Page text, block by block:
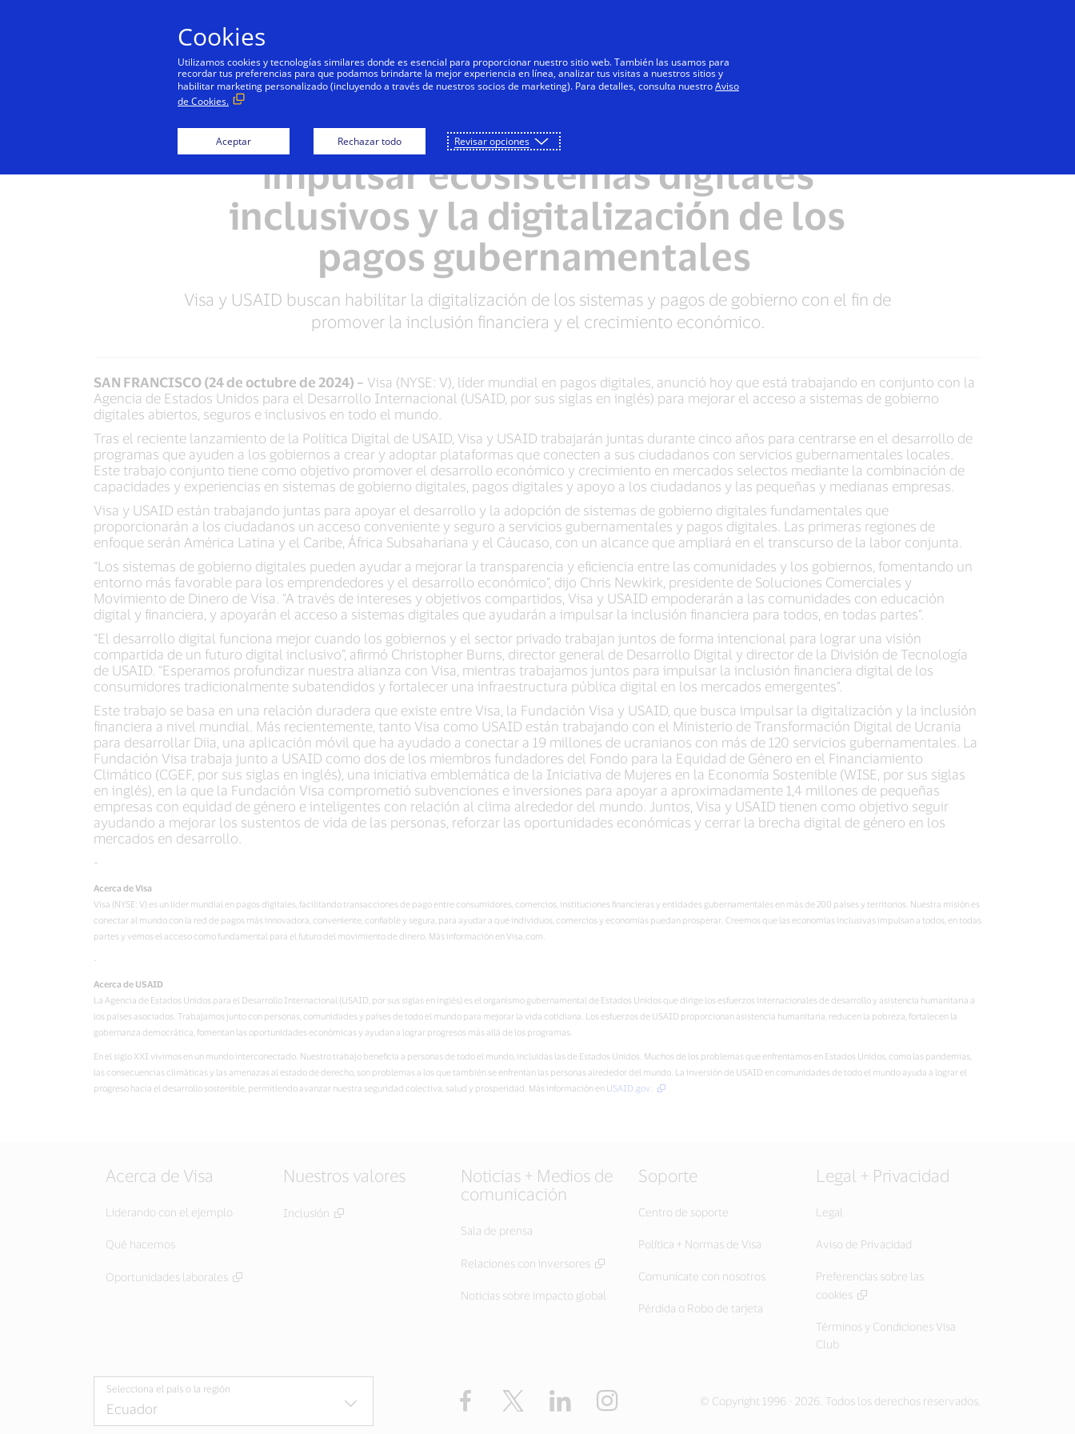
Personas Negocios Innovadores Todos
Visa y USAID trabajan juntas para
impulsar ecosistemas digitales
inclusivos y la digitalización de los
pagos gubernamentales
Visa y USAID buscan habilitar la digitalización de los sistemas y pagos de gobierno con el fin de
promover la inclusión financiera y el crecimiento económico.
SAN FRANCISCO (24 de octubre de 2024) – Visa (NYSE: V), líder mundial en pagos digitales, anunció hoy que está trabajando en conjunto con la
Agencia de Estados Unidos para el Desarrollo Internacional (USAID, por sus siglas en inglés) para mejorar el acceso a sistemas de gobierno
digitales abiertos, seguros e inclusivos en todo el mundo.
Tras el reciente lanzamiento de la Política Digital de USAID, Visa y USAID trabajarán juntas durante cinco años para centrarse en el desarrollo de
programas que ayuden a los gobiernos a crear y adoptar plataformas que conecten a sus ciudadanos con servicios gubernamentales locales.
Este trabajo conjunto tiene como objetivo promover el desarrollo económico y crecimiento en mercados selectos mediante la combinación de
capacidades y experiencias en sistemas de gobierno digitales, pagos digitales y apoyo a los ciudadanos y las pequeñas y medianas empresas.
Visa y USAID están trabajando juntas para apoyar el desarrollo y la adopción de sistemas de gobierno digitales fundamentales que
proporcionarán a los ciudadanos un acceso conveniente y seguro a servicios gubernamentales y pagos digitales. Las primeras regiones de
enfoque serán América Latina y el Caribe, África Subsahariana y el Cáucaso, con un alcance que ampliará en el transcurso de la labor conjunta.
“Los sistemas de gobierno digitales pueden ayudar a mejorar la transparencia y eficiencia entre las comunidades y los gobiernos, fomentando un
entorno más favorable para los emprendedores y el desarrollo económico”, dijo Chris Newkirk, presidente de Soluciones Comerciales y
Movimiento de Dinero de Visa. “A través de intereses y objetivos compartidos, Visa y USAID empoderarán a las comunidades con educación
digital y financiera, y apoyarán el acceso a sistemas digitales que ayudarán a impulsar la inclusión financiera para todos, en todas partes”.
“El desarrollo digital funciona mejor cuando los gobiernos y el sector privado trabajan juntos de forma intencional para lograr una visión
compartida de un futuro digital inclusivo”, afirmó Christopher Burns, director general de Desarrollo Digital y director de la División de Tecnología
de USAID. “Esperamos profundizar nuestra alianza con Visa, mientras trabajamos juntos para impulsar la inclusión financiera digital de los
consumidores tradicionalmente subatendidos y fortalecer una infraestructura pública digital en los mercados emergentes”.
Este trabajo se basa en una relación duradera que existe entre Visa, la Fundación Visa y USAID, que busca impulsar la digitalización y la inclusión
financiera a nivel mundial. Más recientemente, tanto Visa como USAID están trabajando con el Ministerio de Transformación Digital de Ucrania
para desarrollar Diia, una aplicación móvil que ha ayudado a conectar a 19 millones de ucranianos con más de 120 servicios gubernamentales. La
Fundación Visa trabaja junto a USAID como dos de los miembros fundadores del Fondo para la Equidad de Género en el Financiamiento
Climático (CGEF, por sus siglas en inglés), una iniciativa emblemática de la Iniciativa de Mujeres en la Economía Sostenible (WISE, por sus siglas
en inglés), en la que la Fundación Visa comprometió subvenciones e inversiones para apoyar a aproximadamente 1,4 millones de pequeñas
empresas con equidad de género e inteligentes con relación al clima alrededor del mundo. Juntos, Visa y USAID tienen como objetivo seguir
ayudando a mejorar los sustentos de vida de las personas, reforzar las oportunidades económicas y cerrar la brecha digital de género en los
mercados en desarrollo.
-
Acerca de Visa
Visa (NYSE: V) es un líder mundial en pagos digitales, facilitando transacciones de pago entre consumidores, comercios, instituciones financieras y entidades gubernamentales en más de 200 países y territorios. Nuestra misión es
conectar al mundo con la red de pagos más innovadora, conveniente, confiable y segura, para ayudar a que individuos, comercios y economías puedan prosperar. Creemos que las economías inclusivas impulsan a todos, en todas
partes y vemos el acceso como fundamental para el futuro del movimiento de dinero. Más información en Visa.com.
-
Acerca de USAID
La Agencia de Estados Unidos para el Desarrollo Internacional (USAID, por sus siglas en inglés) es el organismo gubernamental de Estados Unidos que dirige los esfuerzos internacionales de desarrollo y asistencia humanitaria a
los países asociados. Trabajamos junto con personas, comunidades y países de todo el mundo para mejorar la vida cotidiana. Los esfuerzos de USAID proporcionan asistencia humanitaria, reducen la pobreza, fortalecen la
gobernanza democrática, fomentan las oportunidades económicas y ayudan a lograr progresos más allá de los programas.
En el siglo XXI vivimos en un mundo interconectado. Nuestro trabajo beneficia a personas de todo el mundo, incluidas las de Estados Unidos. Muchos de los problemas que enfrentamos en Estados Unidos, como las pandemias,
las consecuencias climáticas y las amenazas al estado de derecho, son problemas a los que también se enfrentan las personas alrededor del mundo. La inversión de USAID en comunidades de todo el mundo ayuda a lograr el
progreso hacia el desarrollo sostenible, permitiendo avanzar nuestra seguridad colectiva, salud y prosperidad. Más información en USAID.gov.
Acerca de Visa
Liderando con el ejemplo
Qué hacemos
Oportunidades laborales
Nuestros valores
Inclusión
Noticias + Medios de
comunicación
Sala de prensa
Relaciones con inversores
Noticias sobre impacto global
Soporte
Centro de soporte
Política + Normas de Visa
Comunícate con nosotros
Pérdida o Robo de tarjeta
Legal + Privacidad
Legal
Aviso de Privacidad
Preferencias sobre las
cookies
Términos y Condiciones Visa
Club
Selecciona el país o la región Facebook Twitter LinkedIn © Copyright 1996 - 2026. Todos los derechos reservados.
Cookies
Utilizamos cookies y tecnologías similares donde es esencial para proporcionar nuestro sitio web. También las usamos para
recordar tus preferencias para que podamos brindarte la mejor experiencia en línea, analizar tus visitas a nuestros sitios y
habilitar marketing personalizado (incluyendo a través de nuestros socios de marketing). Para detalles, consulta nuestroAviso
de Cookies.
Aceptar Rechazar todo Revisar opciones